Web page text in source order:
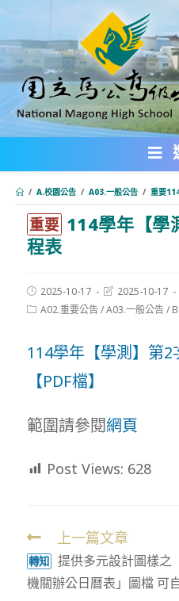
轉
主
要
內
/ A.校園公告 / A03.一般公告 / 重要
重要 114學年【學
程表
Post
published:
2025-10-17
Post
modified:
2025-10-17
PostA02.重要公告/A03.一般公告/
114學年【學測】第
【PDF檔】
範圍請參閱網頁
Post Views: 628
Read
more
articles
上一篇文章
轉知
提供多元設計圖樣之
機關辦公日曆表」圖檔 可